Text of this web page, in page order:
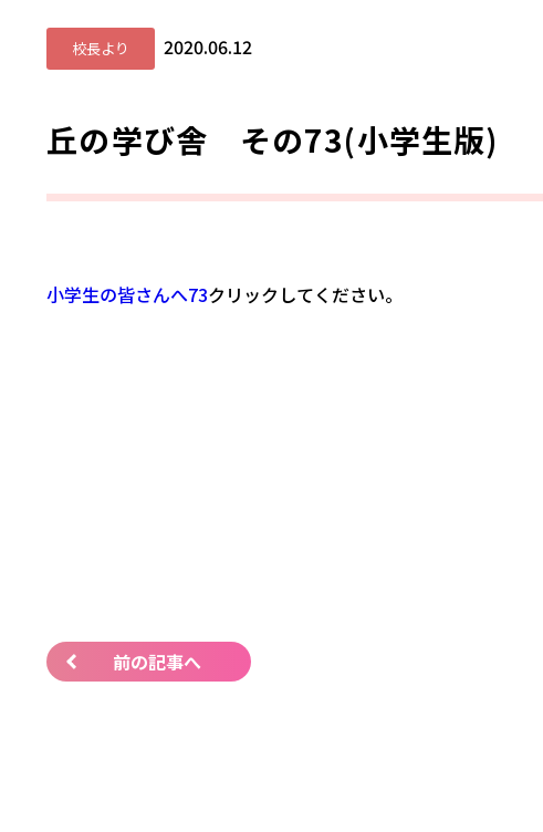
校長より 2020.06.12
丘の学び舎 その73(小学生版)
小学生の皆さんへ73クリックしてください。
前の記事へ